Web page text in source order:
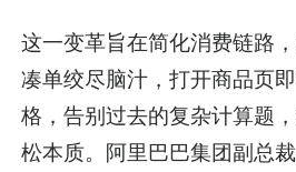
这一变革旨在简化消费链路
凑单绞尽脑汁，打开商品页
格，告别过去的复杂计算题
松本质。阿里巴巴集团副总